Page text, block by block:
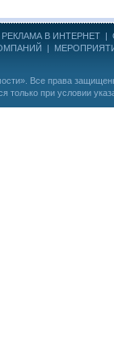
РЕКЛАМА В ИНТЕРНЕТ |
|
. Все права
только при условии